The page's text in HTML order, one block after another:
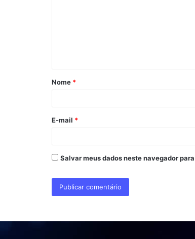
á
r
*
Nome *
E-mail *
Salvar meus dados neste navegador